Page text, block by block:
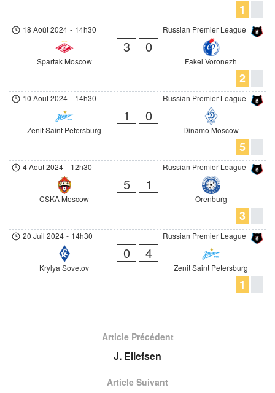
1
Russian Premier League
18 Août 2024 - 14h30
Spartak Moscow
3 0
Fakel Voronezh
2
Russian Premier League
10 Août 2024 - 14h30
Zenit Saint Petersburg
1 0
Dinamo Moscow
5
Russian Premier League
4 Août 2024 - 12h30
CSKA Moscow
5 1
Orenburg
3
Russian Premier League
20 Juil 2024 - 14h30
Krylya Sovetov
0 4
Zenit Saint Petersburg
1
Article Précédent
J. Ellefsen
Article Suivant